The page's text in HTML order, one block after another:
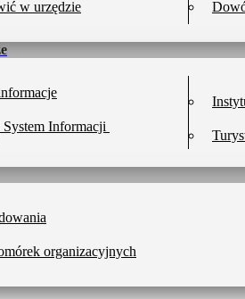
w urzędzie
Informacji
organizacyjnych